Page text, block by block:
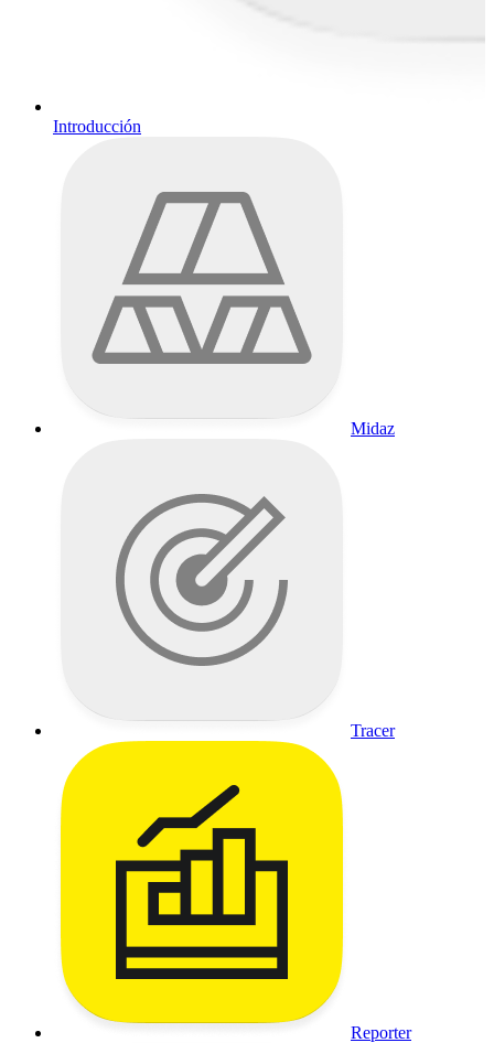
Introducción
Midaz
Tracer
Reporter